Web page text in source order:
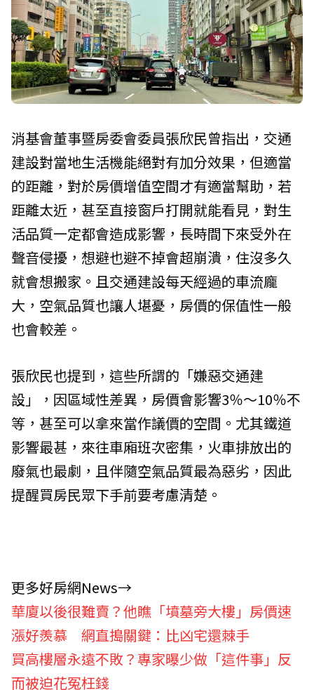
消基會董事暨房委會委員張欣民曾指出，交通
建設對當地生活機能絕對有加分效果，但適當
的距離，對於房價增值空間才有適當幫助，若
距離太近，甚至直接窗戶打開就能看見，對生
活品質一定都會造成影響，長時間下來受外在
聲音侵擾，想避也避不掉會超崩潰，住沒多久
就會想搬家。且交通建設每天經過的車流龐
大，空氣品質也讓人堪憂，房價的保值性一般
也會較差。
張欣民也提到，這些所謂的「嫌惡交通建
設」，因區域性差異，房價會影響3％～10％不
等，甚至可以拿來當作議價的空間。尤其鐵道
影響最甚，來往車廂班次密集，火車排放出的
廢氣也最劇，且伴隨空氣品質最為惡劣，因此
提醒買房民眾下手前要考慮清楚。
更多好房網News→
華廈以後很難賣？他瞧「墳墓旁大樓」房價速
漲好羨慕 網直搗關鍵：比凶宅還棘手
買高樓層永遠不敗？專家曝少做「這件事」反
而被迫花冤枉錢